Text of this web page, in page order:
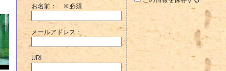
お名前： ※必須
メールアドレス：
URL: